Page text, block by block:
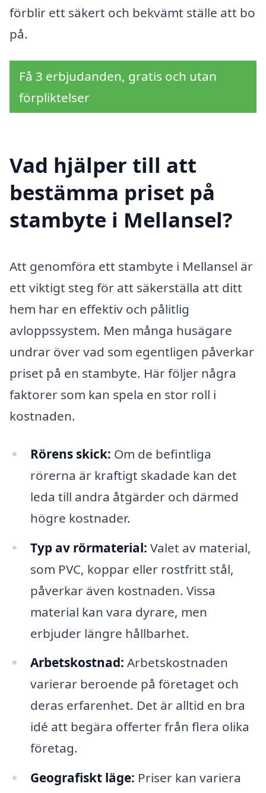
förblir ett säkert och bekvämt ställe att bo
på.
Få 3 erbjudanden, gratis och utan
förpliktelser
Vad hjälper till att
bestämma priset på
stambyte i Mellansel?
Att genomföra ett stambyte i Mellansel är
ett viktigt steg för att säkerställa att ditt
hem har en effektiv och pålitlig
avloppssystem. Men många husägare
undrar över vad som egentligen påverkar
priset på en stambyte. Här följer några
faktorer som kan spela en stor roll i
kostnaden.
Rörens skick: Om de befintliga
rörerna är kraftigt skadade kan det
leda till andra åtgärder och därmed
högre kostnader.
Typ av rörmaterial: Valet av material,
som PVC, koppar eller rostfritt stål,
påverkar även kostnaden. Vissa
material kan vara dyrare, men
erbjuder längre hållbarhet.
Arbetskostnad: Arbetskostnaden
varierar beroende på företaget och
deras erfarenhet. Det är alltid en bra
idé att begära offerter från flera olika
företag.
Geografiskt läge: Priser kan variera